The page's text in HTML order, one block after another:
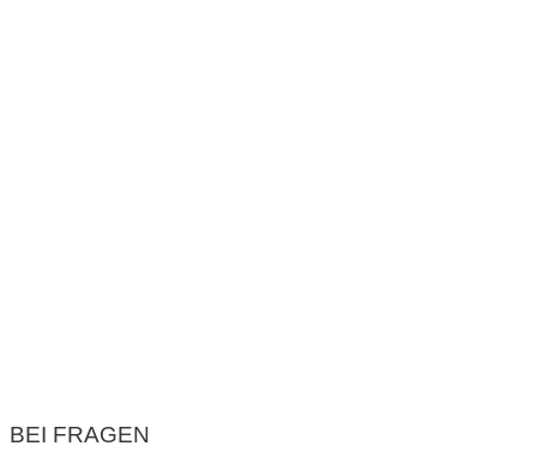
BEI FRAGEN